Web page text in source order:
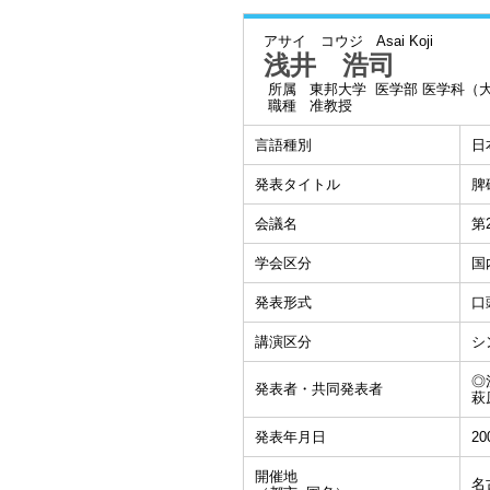
アサイ コウジ Asai Koji
浅井 浩司
所属
東邦大学 医学部 医学科（大
職種
准教授
言語種別
発表タイトル 脾
会議名 第
学会区分 国
発表形式 口
講演区分 シ
発表者・共同発表者
◎
萩
発表年月日
開催地
名